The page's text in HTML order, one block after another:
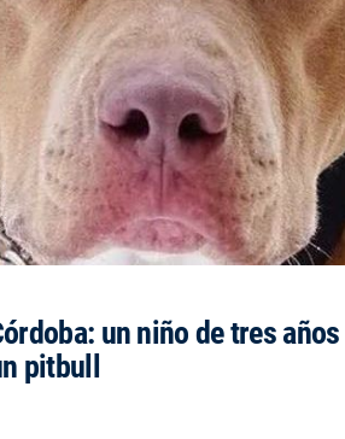
un niño de tres
pitbull